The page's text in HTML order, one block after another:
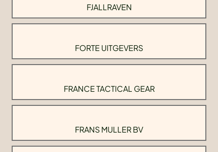
FJALLRAVEN
FORTE UITGEVERS
FRANCE TACTICAL GEAR
FRANS MULLER BV